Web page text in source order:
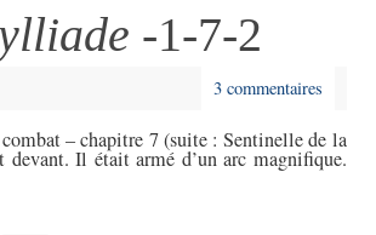
-1-7-2
3 commentaires
– chapitre 7 (suite : Sentinelle de la
Il était armé d’un arc magnifique.